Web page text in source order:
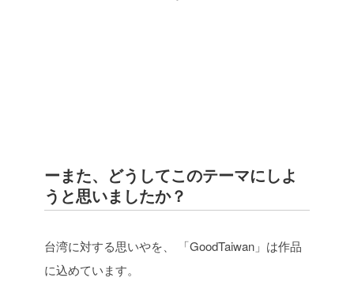
ーまた、どうしてこのテーマにしよ
うと思いましたか？
台湾に対する思いやを、
「GoodTaiwan」は作品
に込めています。